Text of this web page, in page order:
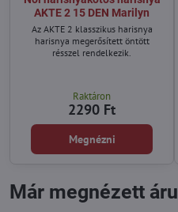
AKTE 2 15 DEN Marilyn
Az AKTE 2 klasszikus harisnya
harisnya megerősített öntött
résszel rendelkezik.
Raktáron
2290 Ft
Megnézni
Már megnézett áru